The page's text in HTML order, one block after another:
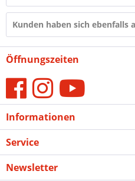
Kunden haben sich ebenfalls
Öffnungszeiten
Informationen
Service
Newsletter